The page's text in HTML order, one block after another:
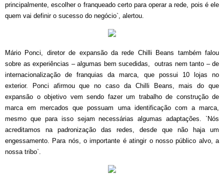
principalmente, escolher o franqueado certo para operar a rede, pois é ele
quem vai definir o sucesso do negócio`, alertou.
Mário Ponci, diretor de expansão da rede Chilli Beans também falou
sobre as experiências – algumas bem sucedidas, outras nem tanto – de
internacionalização de franquias da marca, que possui 10 lojas no
exterior. Ponci afirmou que no caso da Chilli Beans, mais do que
expansão o objetivo vem sendo fazer um trabalho de construção de
marca em mercados que possuam uma identificação com a marca,
mesmo que para isso sejam necessárias algumas adaptações. `Nós
acreditamos na padronização das redes, desde que não haja um
engessamento. Para nós, o importante é atingir o nosso público alvo, a
nossa tribo`.